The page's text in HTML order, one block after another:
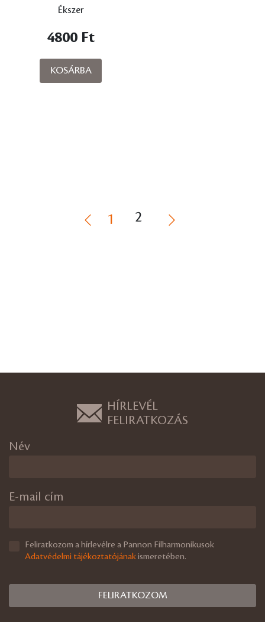
R94828)
Ékszer
4800 Ft
KOSÁRBA
1 2
HÍRLEVÉL
FELIRATKOZÁS
Név
E-mail cím
Feliratkozom a hírlevélre a Pannon Filharmonikusok
Adatvédelmi tájékoztatójánakismeretében.